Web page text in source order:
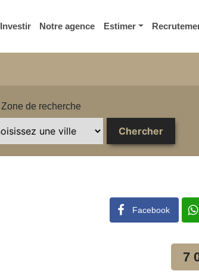
Investir Notre agence Estimer
Zone de recherche
Facebook
7